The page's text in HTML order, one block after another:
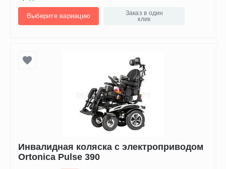
Выберите вариацию
Заказ в один
клик
Инвалидная коляска с электроприводом
Ortonica Pulse 390